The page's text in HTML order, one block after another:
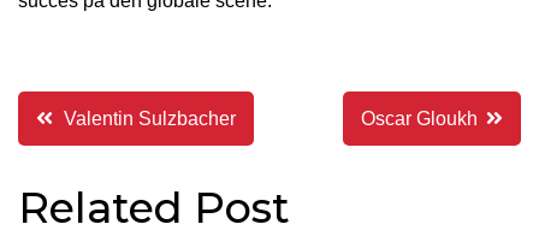
Indlægsnavigation
Valentin Sulzbacher Oscar Gloukh
Related Post